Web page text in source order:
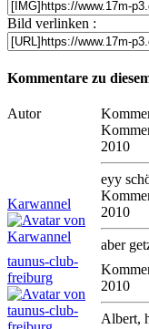
Bild verlinken :
Kommentare zu
Autor
2010
eyy
Karwannel
2010
aber
taunus-club-
freiburg
2010
Albert,